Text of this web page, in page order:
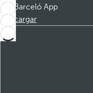
Barceló App
Descargar